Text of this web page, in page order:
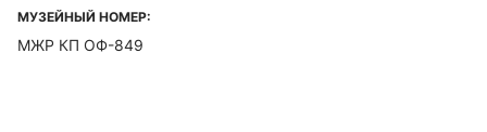
МУЗЕЙНЫЙ НОМЕР:
МЖР КП ОФ-849